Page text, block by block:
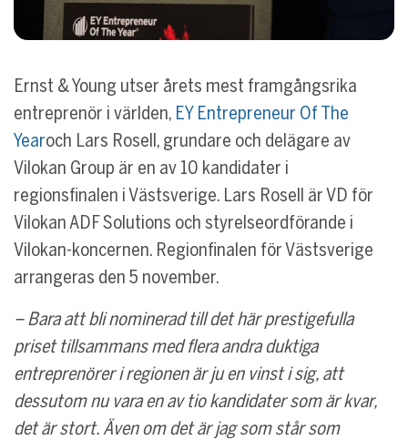
Ernst & Young utser årets mest framgångsrika
entreprenör i världen, EY Entrepreneur Of The
Yearoch Lars Rosell, grundare och delägare av
Vilokan Group är en av 10 kandidater i
regionsfinalen i Västsverige. Lars Rosell är VD för
Vilokan ADF Solutions och styrelseordförande i
Vilokan-koncernen. Regionfinalen för Västsverige
arrangeras den 5 november.
– Bara att bli nominerad till det här prestigefulla
priset tillsammans med flera andra duktiga
entreprenörer i regionen är ju en vinst i sig, att
dessutom nu vara en av tio kandidater som är kvar,
det är stort. Även om det är jag som står som